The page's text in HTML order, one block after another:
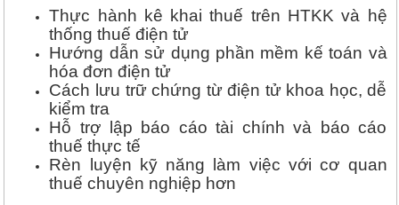
Thực hành kê khai thuế trên HTKK và hệ
thống thuế điện tử
Hướng dẫn sử dụng phần mềm kế toán và
hóa đơn điện tử
Cách lưu trữ chứng từ điện tử khoa học, dễ
kiểm tra
Hỗ trợ lập báo cáo tài chính và báo cáo
thuế thực tế
Rèn luyện kỹ năng làm việc với cơ quan
thuế chuyên nghiệp hơn